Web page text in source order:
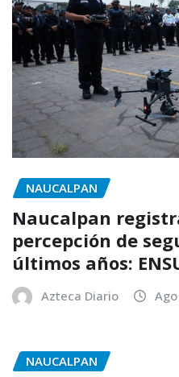
NAUCALPAN
Naucalpan
percepción de
últimos años:
Azteca Diario
NAUCALPAN